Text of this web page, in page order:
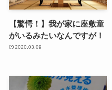
【驚愕！】我が家に座敷童
がいるみたいなんですが！
2020.03.09